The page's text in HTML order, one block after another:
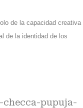
de la capacidad creativa
de la identidad de los
checca-pupuja-